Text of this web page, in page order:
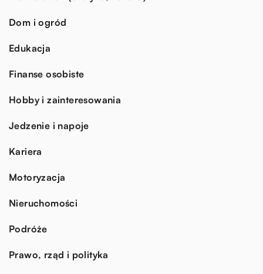
Dom i ogród
Edukacja
Finanse osobiste
Hobby i zainteresowania
Jedzenie i napoje
Kariera
Motoryzacja
Nieruchomości
Podróże
Prawo, rząd i polityka